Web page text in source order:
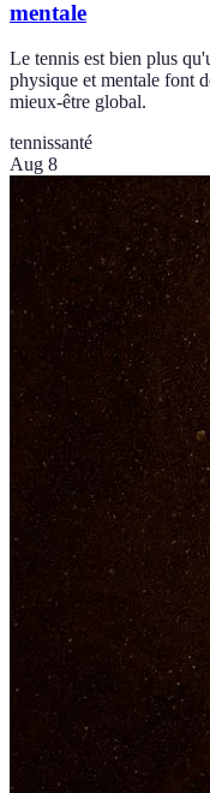
mentale
Le tennis est bien plus
physique et mentale font
mieux-être global.
tennissanté
Aug 8